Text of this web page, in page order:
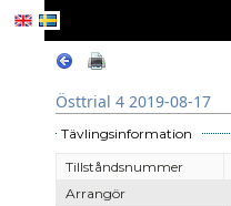
Östtrial 4 2019-08-17
Tävlingsinformation
Tillståndsnummer
Arrangör